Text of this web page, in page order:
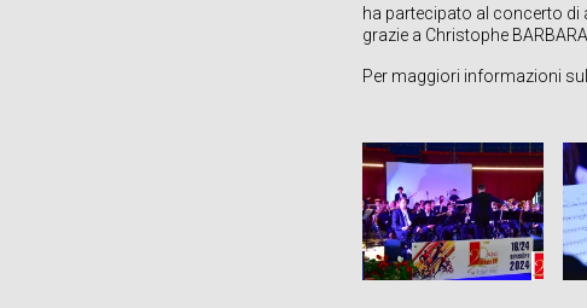
ha partecipato al concerto di
grazie a Christophe BARBARA.
Per maggiori informazioni